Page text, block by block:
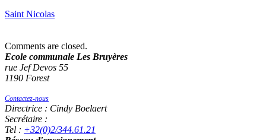
Saint Nicolas
Comments are closed.
Ecole communale Les Bruyères
rue Jef Devos 55
1190 Forest
Contactez-nous
Directrice : Cindy Boelaert
Secrétaire :
Tel : +32(0)2/344.61.21